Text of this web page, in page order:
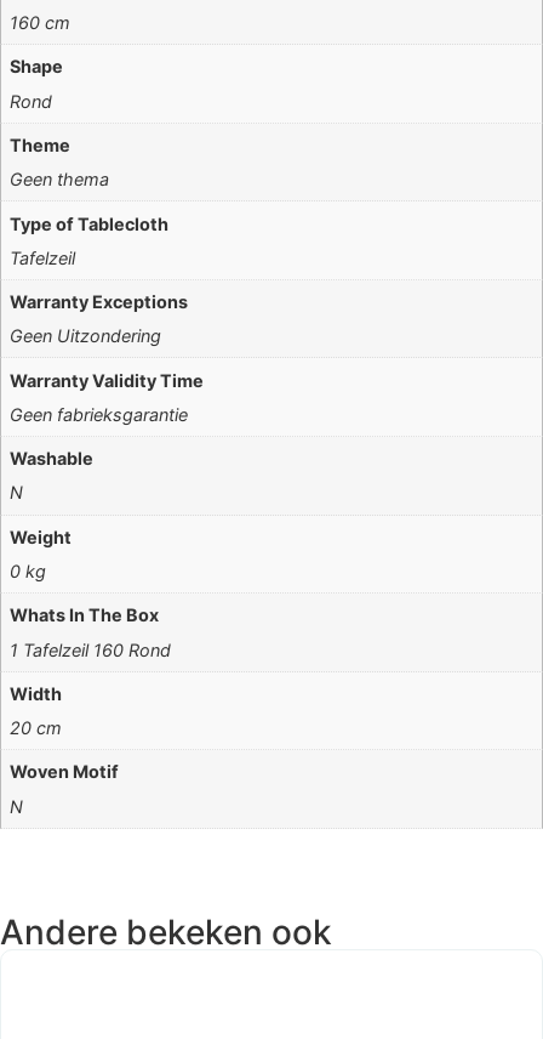
160 cm
Shape
Rond
Theme
Geen thema
Type of Tablecloth
Tafelzeil
Warranty Exceptions
Geen Uitzondering
Warranty Validity Time
Geen fabrieksgarantie
Washable
N
Weight
0 kg
Whats In The Box
1 Tafelzeil 160 Rond
Width
20 cm
Woven Motif
N
Andere bekeken ook